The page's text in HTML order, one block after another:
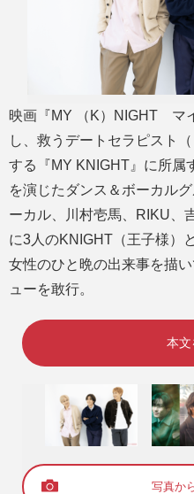
映画『MY （K）NIGHT マ
し、救うデートセラピスト
する『MY KNIGHT』に所属
を演じたダンス＆ボーカル
ーカル、川村壱馬、RIKU、
に3人のKNIGHT（王子様）
女性のひと晩の出来事を描
ューを敢行。
本文
写真か